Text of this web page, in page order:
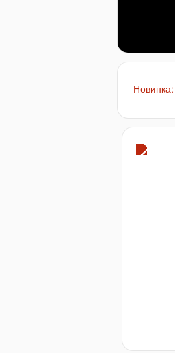
Новинка: